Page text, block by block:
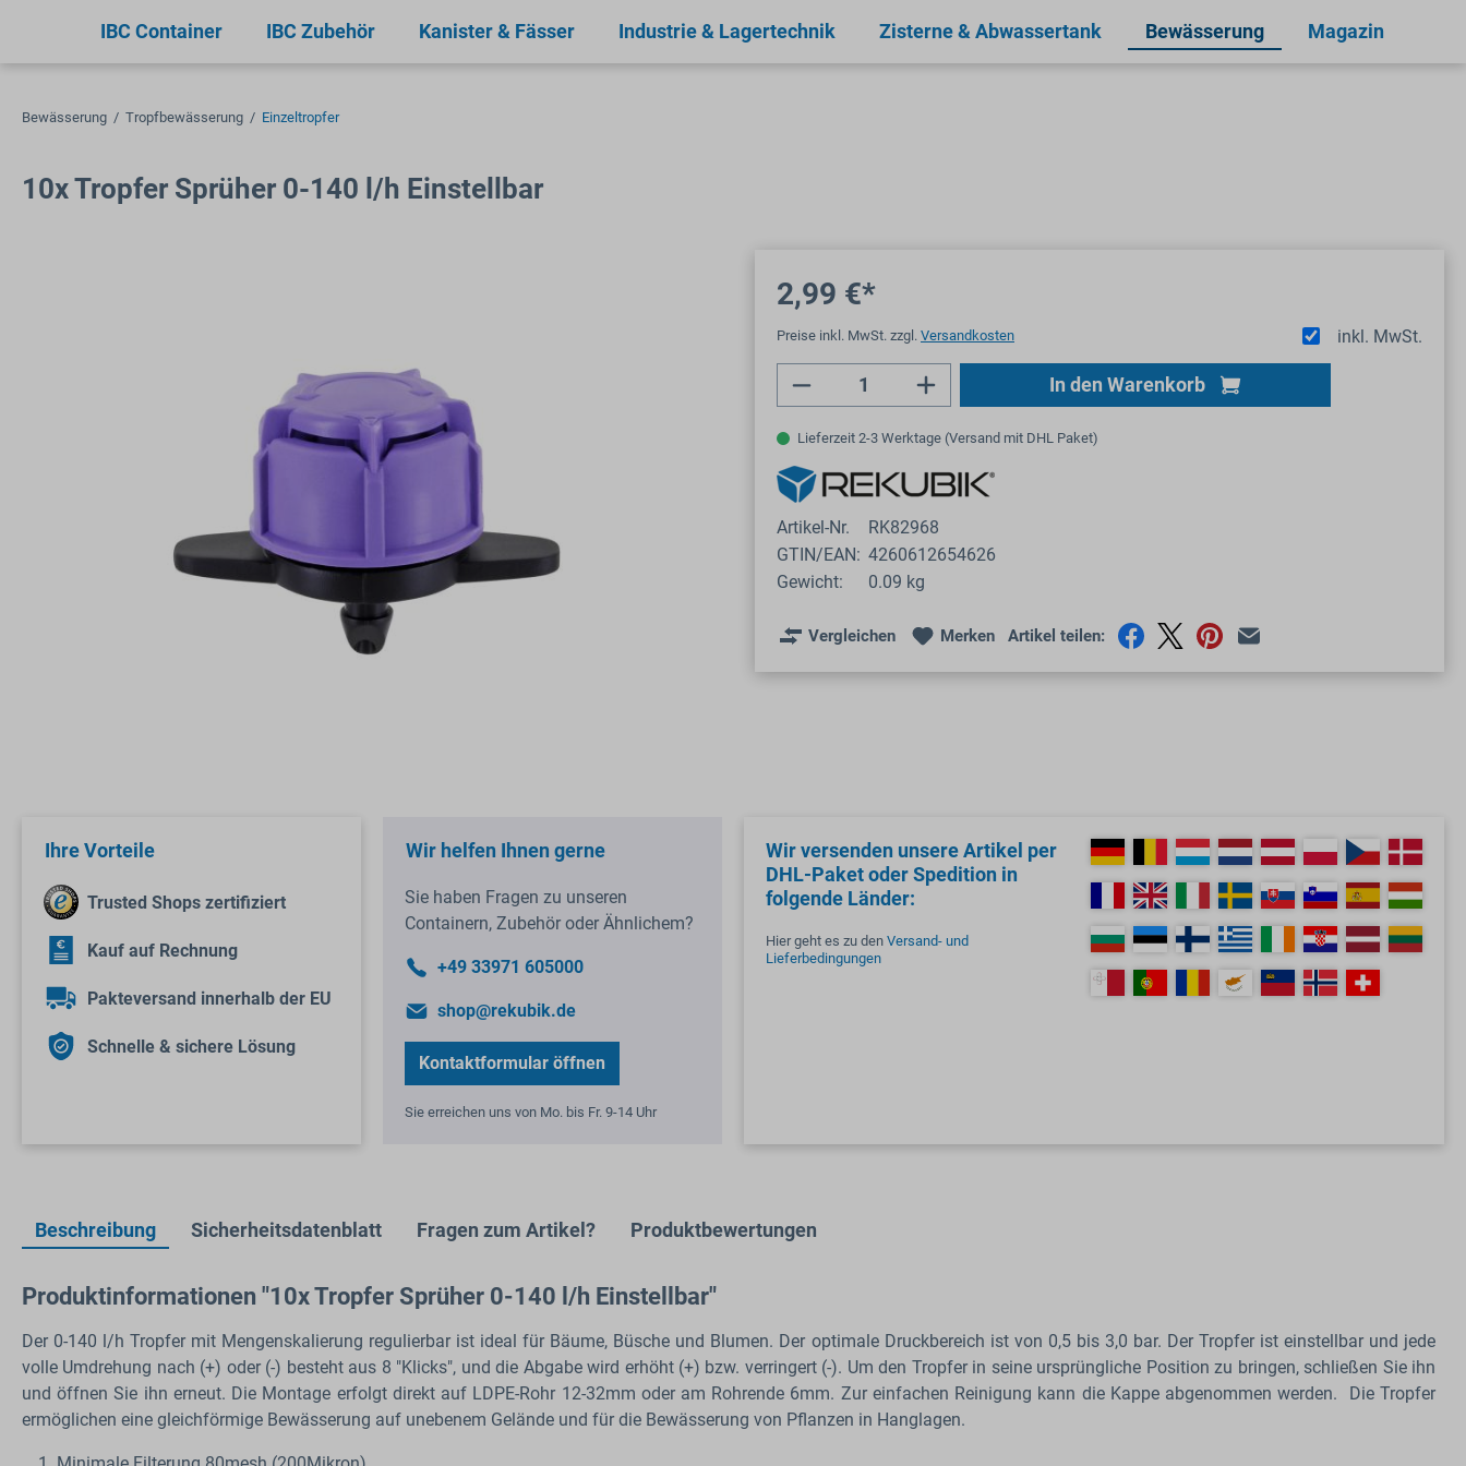
Zur Hauptnavigation springen
IBC Container IBC Zubehör Kanister & Fässer Industrie & Lagertechnik Zisterne & Abwassertank Bewässerung Magazin
Bewässerung / Tropfbewässerung / Einzeltropfer
10x Tropfer Sprüher 0-140 l/h Einstellbar
2,99 €*
inkl. MwSt.
Preise inkl. MwSt. zzgl. Versandkosten
Produkt Anzahl: Gib den gewünschten Wert ein oder
In den Warenkorb
Lieferzeit 2-3 Werktage (Versand mit DHL Paket)
Artikel-Nr.
RK82968
GTIN/EAN: 4260612654626
Gewicht:
0.09 kg
Vergleichen Merken Artikel teilen:
Ihre Vorteile
Trusted Shops zertifiziert
Kauf auf Rechnung
Pakteversand innerhalb der EU
Schnelle & sichere Lösung
Wir helfen Ihnen gerne
Sie haben Fragen zu unseren
Containern, Zubehör oder Ähnlichem?
+49 33971 605000
shop@rekubik.de
Kontaktformular öffnen
Sie erreichen uns von Mo. bis Fr. 9-14 Uhr
Wir versenden unsere Artikel per
DHL-Paket oder Spedition in
folgende Länder:
Hier geht es zu den Versand- und
Lieferbedingungen
Beschreibung Sicherheitsdatenblatt Fragen zum Artikel? Produktbewertungen
Produktinformationen "10x Tropfer Sprüher 0-140 l/h Einstellbar"
Der 0-140 l/h Tropfer mit Mengenskalierung regulierbar ist ideal für Bäume, Büsche und Blumen. Der optimale Druckbereich ist von 0,5 bis 3,0 bar. Der Tropfer ist einstellbar und jede
volle Umdrehung nach (+) oder (-) besteht aus 8 "Klicks", und die Abgabe wird erhöht (+) bzw. verringert (-). Um den Tropfer in seine ursprüngliche Position zu bringen, schließen Sie ihn
und öffnen Sie ihn erneut. Die Montage erfolgt direkt auf LDPE-Rohr 12-32mm oder am Rohrende 6mm. Zur einfachen Reinigung kann die Kappe abgenommen werden. Die Tropfer
ermöglichen eine gleichförmige Bewässerung auf unebenem Gelände und für die Bewässerung von Pflanzen in Hanglagen.